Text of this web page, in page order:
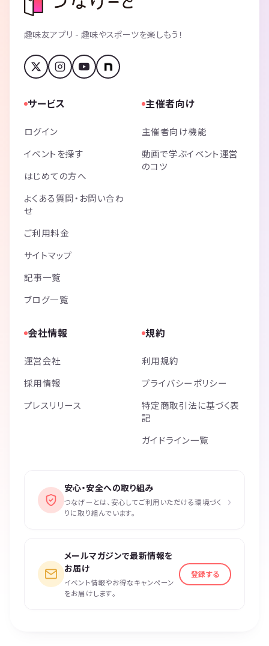
趣味友アプリ - 趣味やスポーツを楽しもう！
サービス
ログイン
イベントを探す
はじめての方へ
よくある質問・お問い合わ
せ
ご利用料金
サイトマップ
記事一覧
ブログ一覧
主催者向け
主催者向け機能
動画で学ぶイベント運営
のコツ
会社情報
運営会社
採用情報
プレスリリース
規約
利用規約
プライバシーポリシー
特定商取引法に基づく表
記
ガイドライン一覧
安心・安全への取り組み
つなげーとは、安心してご利用いただける環境づく
りに取り組んでいます。
›
メールマガジンで最新情報を
お届け
イベント情報やお得なキャンペーン
をお届けします。
登録する